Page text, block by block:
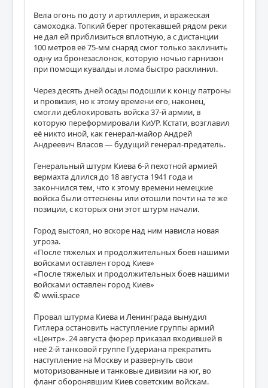
Вела огонь по доту и артиллерия, и вражеская
самоходка. Топкий берег протекавшей рядом реки
не дал ей приблизиться вплотную, а с дистанции
100 метров её 75-мм снаряд смог только заклинить
одну из бронезаслонок, которую ночью гарнизон
при помощи кувалды и лома быстро расклинил.
Через десять дней осады подошли к концу патроны
и провизия, но к этому времени его, наконец,
смогли деблокировать войска 37-й армии, в
которую переформировали КиУР. Кстати, возглавил
её никто иной, как генерал-майор Андрей
Андреевич Власов — будущий генерал-предатель.
Генеральный штурм Киева 6-й пехотной армией
вермахта длился до 18 августа 1941 года и
закончился тем, что к этому времени немецкие
войска были оттеснены или отошли почти на те же
позиции, с которых они этот штурм начали.
Город выстоял, но вскоре над ним нависла новая
угроза.
«После тяжелых и продолжительных боев нашими
войсками оставлен город Киев»
«После тяжелых и продолжительных боев нашими
войсками оставлен город Киев»
© wwii.space
Провал штурма Киева и Ленинграда вынудил
Гитлера остановить наступление группы армий
«Центр». 24 августа фюрер приказал входившей в
неё 2-й танковой группе Гудериана прекратить
наступление на Москву и развернуть свои
моторизованные и танковые дивизии на юг, во
фланг оборонявшим Киев советским войскам.